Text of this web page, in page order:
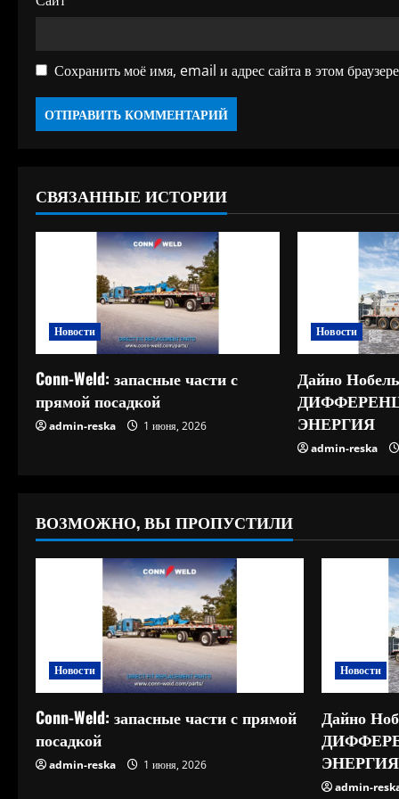
Сохранить моё имя, email и адрес сайта в этом
СВЯЗАННЫЕ ИСТОРИИ
Новости
Conn-Weld: запасные части с
прямой посадкой
admin-reska 1 июня, 2026
Новости
Дайно
ЭНЕРГИЯ
admin-reska
ВОЗМОЖНО, ВЫ ПРОПУСТИЛИ
Новости
Conn-Weld: запасные части с прямой
посадкой
admin-reska 1 июня, 2026
Новости
Дайно
ЭНЕРГИЯ
admin-